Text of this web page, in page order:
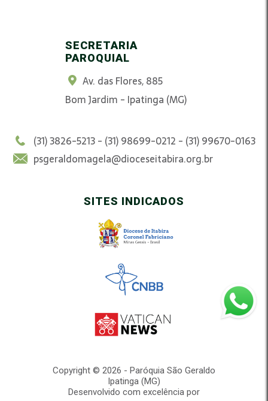
SECRETARIA
PAROQUIAL
Av. das Flores, 885
Bom Jardim - Ipatinga (MG)
(31) 3826-5213 - (31) 98699-0212 - (31) 99670-0163
psgeraldomagela@dioceseitabira.org.br
SITES INDICADOS
Copyright © 2026 - Paróquia São Geraldo
Ipatinga (MG)
Desenvolvido com excelência por